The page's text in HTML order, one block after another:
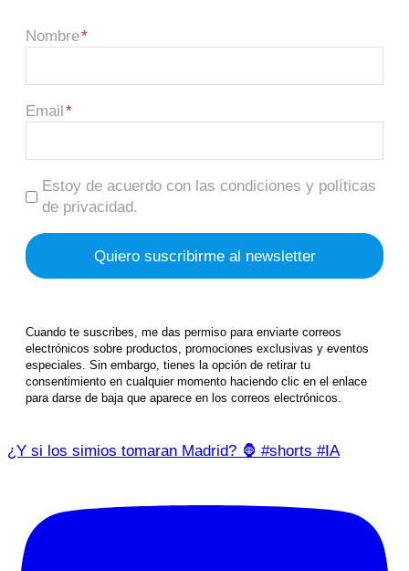
Nombre
Email
Estoy de acuerdo con las condiciones y políticas
de privacidad.
Cuando te suscribes, me das permiso para enviarte correos
electrónicos sobre productos, promociones exclusivas y eventos
especiales. Sin embargo, tienes la opción de retirar tu
consentimiento en cualquier momento haciendo clic en el enlace
para darse de baja que aparece en los correos electrónicos.
¿Y si los simios tomaran Madrid? 🦍 #shorts #IA